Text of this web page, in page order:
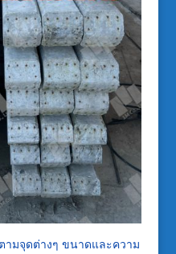
มจุดต่างๆ ขนาดและความ